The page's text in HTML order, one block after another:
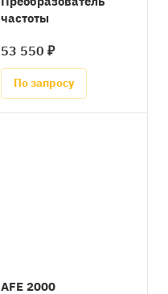
частоты
53 550 ₽
По запросу
AFE 2000